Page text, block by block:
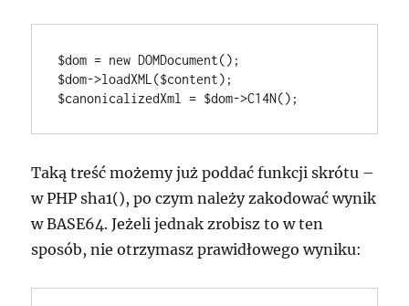
$dom = new DOMDocument();
$dom->loadXML($content);
$canonicalizedXml = $dom->C14N();
Taką treść możemy już poddać funkcji skrótu –
w PHPsha1(), po czym należy zakodować wynik
w BASE64. Jeżeli jednak zrobisz to w ten
sposób, nie otrzymasz prawidłowego wyniku: